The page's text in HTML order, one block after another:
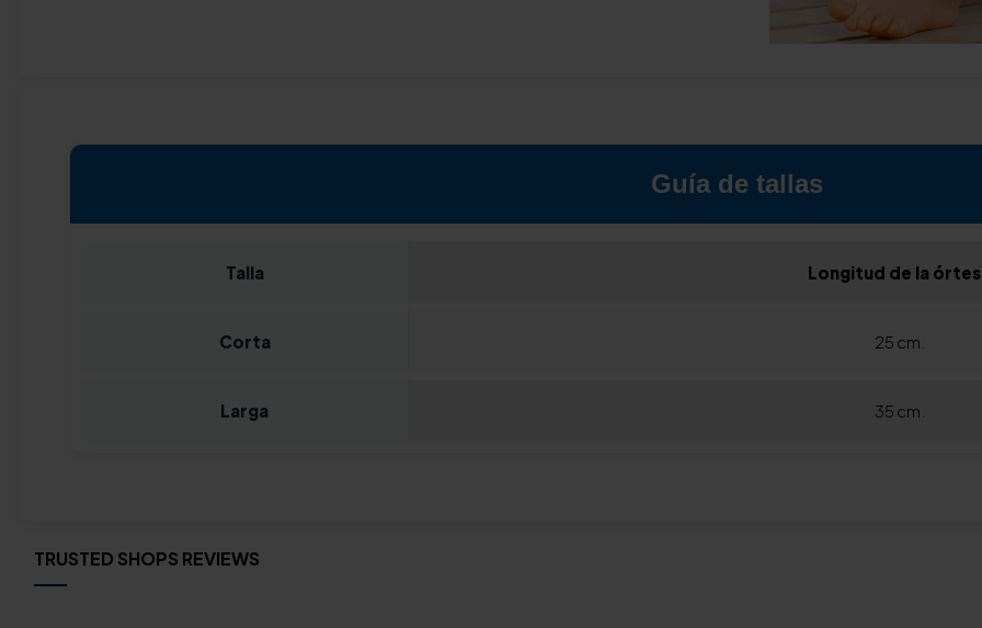
Guía de tallas
Talla Longitud de la
Corta 25 cm.
Larga 35 cm.
TRUSTED SHOPS REVIEWS